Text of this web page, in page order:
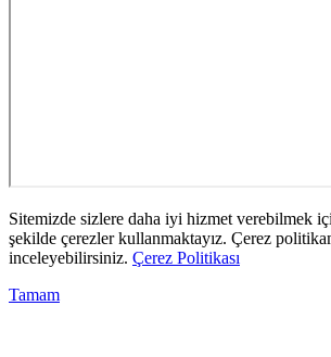
Sitemizde sizlere daha iyi hizmet verebilmek
şekilde çerezler kullanmaktayız. Çerez
inceleyebilirsiniz. Çerez Politikası
Tamam